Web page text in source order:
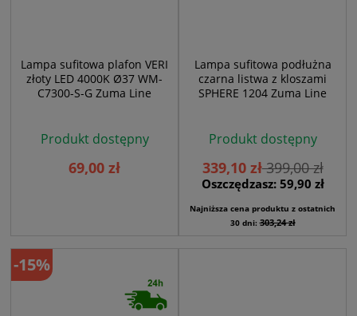
Lampa sufitowa plafon VERI
złoty LED 4000K Ø37 WM-
C7300-S-G Zuma Line
Produkt dostępny
69,00 zł
Lampa sufitowa podłużna
czarna listwa z kloszami
SPHERE 1204 Zuma Line
Produkt dostępny
339,10 zł399,00 zł
Oszczędzasz: 59,90 zł
Najniższa cena produktu z ostatnich
30 dni:303,24 zł
-15%